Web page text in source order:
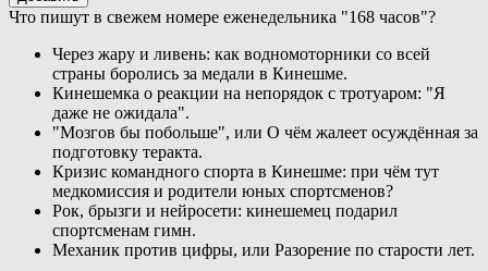
Что пишут в свежем номере еженедельника "168 часов"?
Через жару и ливень: как водномоторники со всей
страны боролись за медали в Кинешме.
Кинешемка о реакции на непорядок с тротуаром: "Я
даже не ожидала".
"Мозгов бы побольше", или О чём жалеет осуждённая за
подготовку теракта.
Кризис командного спорта в Кинешме: при чём тут
медкомиссия и родители юных спортсменов?
Рок, брызги и нейросети: кинешемец подарил
спортсменам гимн.
Механик против цифры, или Разорение по старости лет.